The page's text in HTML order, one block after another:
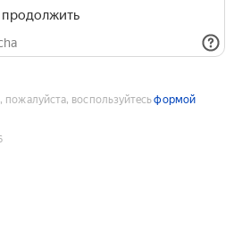
воспользуйтесьформой